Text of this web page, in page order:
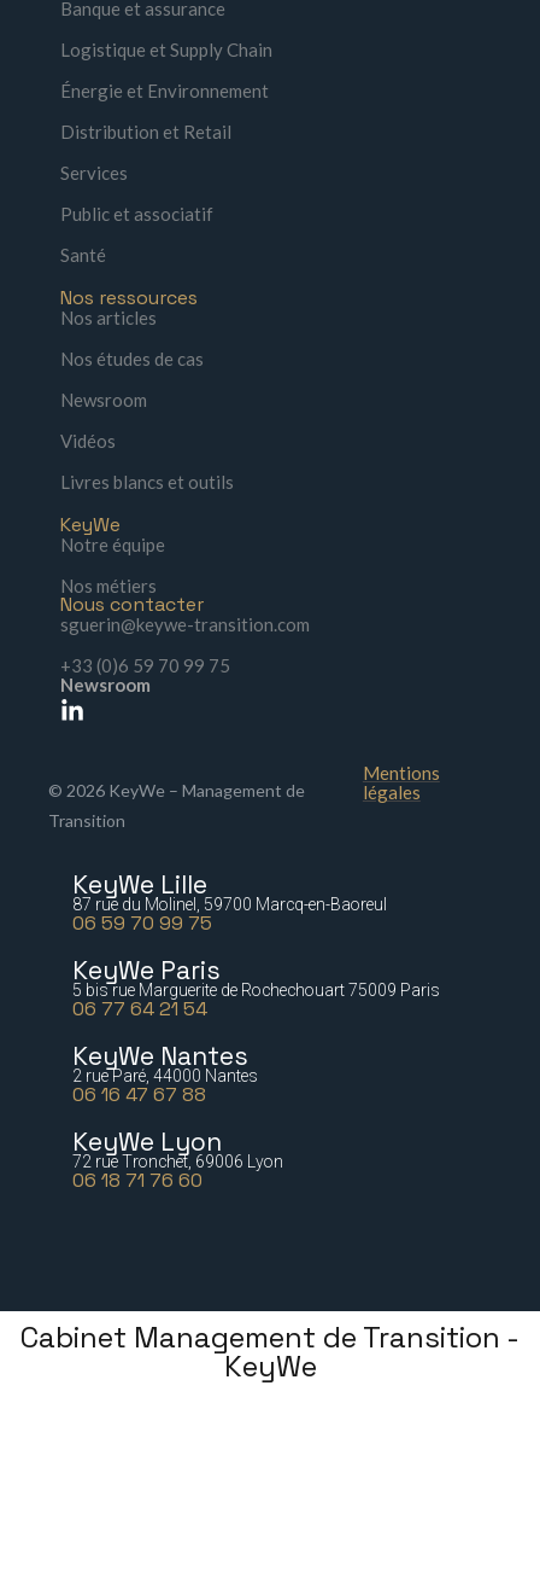
Banque et assurance
Logistique et Supply Chain
Énergie et Environnement
Distribution et Retail
Services
Public et associatif
Santé
Nos ressources
Nos articles
Nos études de cas
Newsroom
Vidéos
Livres blancs et outils
KeyWe
Notre équipe
Nos métiers
Nous contacter
sguerin@keywe-transition.com
+33 (0)6 59 70 99 75
Newsroom
© 2026 KeyWe – Management de
Transition
Mentions
légales
KeyWe Lille
87 rue du Molinel, 59700 Marcq-en-Baoreul
06 59 70 99 75
KeyWe Paris
5 bis rue Marguerite de Rochechouart 75009 Paris
06 77 64 21 54
KeyWe Nantes
2 rue Paré, 44000 Nantes
06 16 47 67 88
KeyWe Lyon
72 rue Tronchet, 69006 Lyon
06 18 71 76 60
Cabinet Management de Transition -
KeyWe